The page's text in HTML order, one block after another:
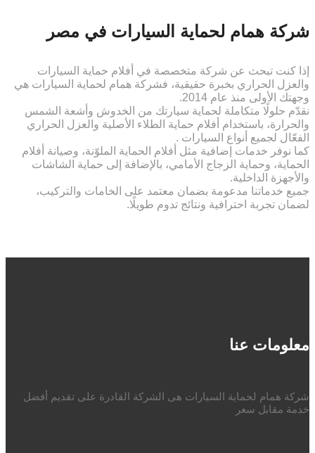
شركة همام لحماية السيارات في مصر
إذا كنت تبحث عن شركة متخصصة في أفلام حماية السيارات
والعزل الحراري بخبرة حقيقية، فشركة همام لحماية السيارات هي
وجهتك الأولى منذ عام 2014.
نقدّم حلولًا متكاملة لحماية سيارتك من الخدوش وأشعة الشمس
والحرارة، باستخدام أفلام حماية الطلاء الأصلية والعزل الحراري
الفعّال لجميع أنواع السيارات .
كما نوفر خدمات إضافية مثل أفلام الحماية الملوّنة، وصيانة أفلام
الحماية، وحماية الزجاج الأمامي، بالإضافة إلى حماية الشاشات
والأجهزة الداخلية.
جميع خدماتنا مدعومة بضمان معتمد على الخامات والتركيب،
لضمان تجربة احترافية ونتائج تدوم طويلًا.
معلومات عنا
شركة همام لحماية السيارات هى الشركة القادرة على تقديم أفضل
خدمة مقابل سعر